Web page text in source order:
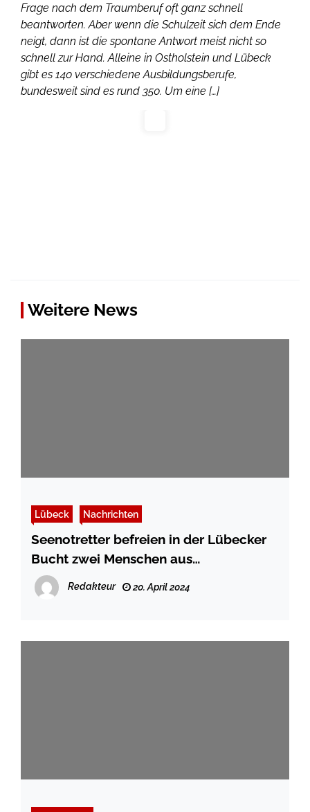
Frage nach dem Traumberuf oft ganz schnell
beantworten. Aber wenn die Schulzeit sich dem Ende
neigt, dann ist die spontane Antwort meist nicht so
schnell zur Hand. Alleine in Ostholstein und Lübeck
gibt es 140 verschiedene Ausbildungsberufe,
bundesweit sind es rund 350. Um eine […]
Weitere News
Lübeck Nachrichten
Seenotretter befreien in der Lübecker
Bucht zwei Menschen aus
Lebensgefahr
Redakteur 20. April 2024